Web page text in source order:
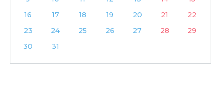
16
17 18 19 20 21
22
23
24 25 26 27 28
29
30
31